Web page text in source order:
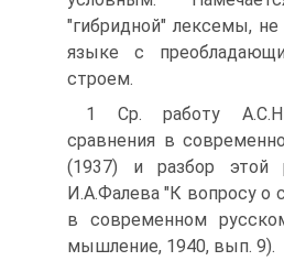
"гибридной" лексемы,
языке с
строем.
1 Ср. работу
сравнения в
(1937) и разбор этой
И.А.Фалева "К вопросу о
в современном
мышление, 1940, вып. 9).